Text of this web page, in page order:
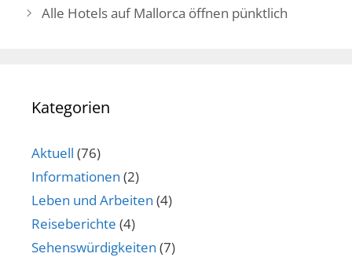
Alle Hotels auf Mallorca öffnen pünktlich
Kategorien
Aktuell (76)
Informationen (2)
Leben und Arbeiten (4)
Reiseberichte (4)
Sehenswürdigkeiten (7)